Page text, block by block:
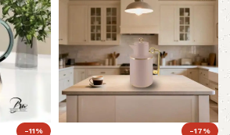
-17%
-11%